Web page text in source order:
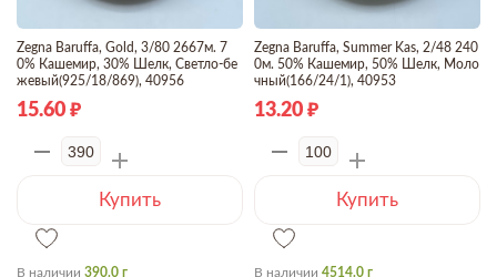
Zegna Baruffa, Gold, 3/80 2667м. 7
0% Кашемир, 30% Шелк, Светло-бе
жевый(925/18/869), 40956
15.60
Купить
В наличии 390.0 г
Zegna Baruffa, Summer Kas, 2/48 240
0м. 50% Кашемир, 50% Шелк, Моло
чный(166/24/1), 40953
13.20
Купить
В наличии 4514.0 г